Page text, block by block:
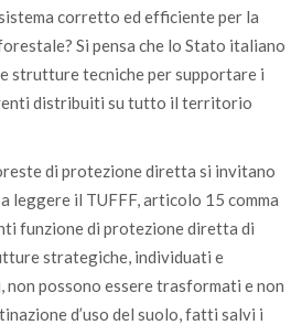
corretto ed efficiente per la
Si pensa che lo Stato italiano
strutture tecniche per supportare i
distribuiti su tutto il territorio
di protezione diretta si invitano
leggere il TUFFF, articolo 15 comma
funzione di protezione diretta di
strategiche, individuati e
possono essere trasformati e non
d’uso del suolo, fatti salvi i